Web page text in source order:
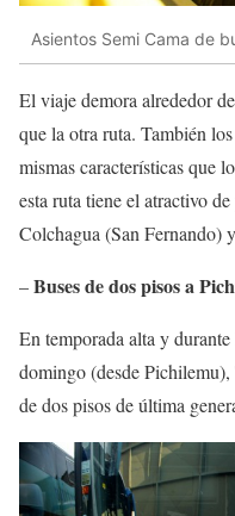
Asientos Semi Cama de
El viaje demora alrededor
que la otra ruta. También
mismas características que
esta ruta tiene el atractivo
Colchagua (San Fernando)
–Buses de dos pisos a
En temporada alta y
domingo (desde
de dos pisos de última